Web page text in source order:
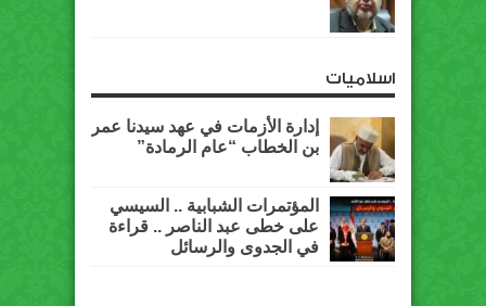
اسلاميات
إدارة الأزمات في عهد سيدنا عمر
بن الخطاب “عام الرمادة”
المؤتمرات الشبابية .. السيسي
على خطى عبد الناصر .. قراءة
في الجدوى والرسائل